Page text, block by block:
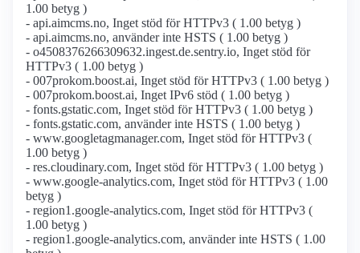
1.00 betyg )
- api.aimcms.no, Inget stöd för HTTPv3 ( 1.00 betyg )
- api.aimcms.no, använder inte HSTS ( 1.00 betyg )
- o4508376266309632.ingest.de.sentry.io, Inget stöd för
HTTPv3 ( 1.00 betyg )
- 007prokom.boost.ai, Inget stöd för HTTPv3 ( 1.00 betyg )
- 007prokom.boost.ai, Inget IPv6 stöd ( 1.00 betyg )
- fonts.gstatic.com, Inget stöd för HTTPv3 ( 1.00 betyg )
- fonts.gstatic.com, använder inte HSTS ( 1.00 betyg )
- www.googletagmanager.com, Inget stöd för HTTPv3 (
1.00 betyg )
- res.cloudinary.com, Inget stöd för HTTPv3 ( 1.00 betyg )
- www.google-analytics.com, Inget stöd för HTTPv3 ( 1.00
betyg )
- region1.google-analytics.com, Inget stöd för HTTPv3 (
1.00 betyg )
- region1.google-analytics.com, använder inte HSTS ( 1.00